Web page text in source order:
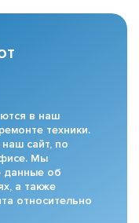
в наш
техники.
сайт, по
Мы
данные об
а также
относительно